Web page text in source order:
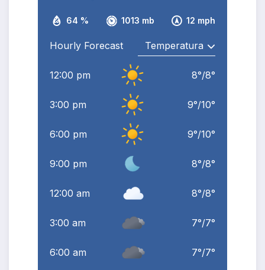
64 % 1013 mb 12 mph
Hourly Forecast
12:00 pm 8°/8°
3:00 pm 9°/10°
6:00 pm 9°/10°
9:00 pm 8°/8°
12:00 am 8°/8°
3:00 am 7°/7°
6:00 am 7°/7°